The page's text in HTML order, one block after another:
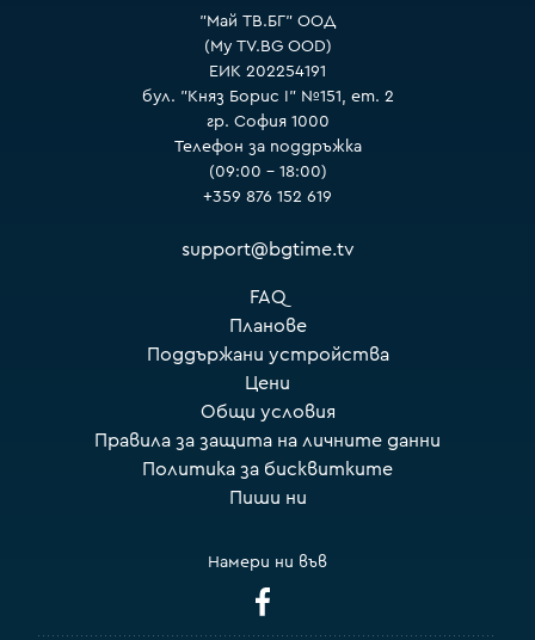
"Май ТВ.БГ" ООД
(My TV.BG OOD)
ЕИК 202254191
бул. "Княз Борис I" №151, ет. 2
гр. София 1000
Телефон за поддръжка
(09:00 – 18:00)
+359 876 152 619
support@bgtime.tv
FAQ
Планове
Поддържани устройства
Цени
Общи условия
Правила за защита на личните данни
Политика за бисквитките
Пиши ни
Намери ни във